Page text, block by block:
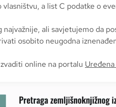
a list C podatke o
najvažnije, ali savjetujemo da
osobito neugodna
online na portalu